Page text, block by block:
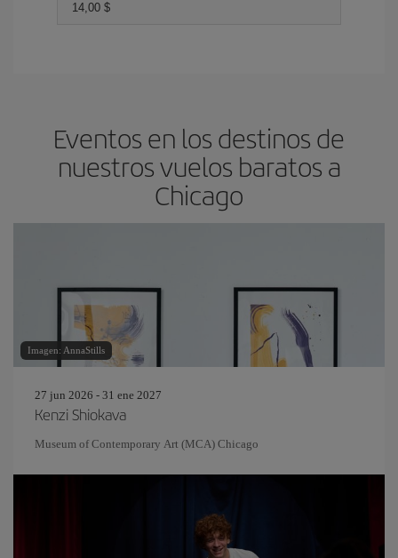
14,00 $
Eventos en los destinos de
nuestros vuelos baratos a
Chicago
Imagen: AnnaStills
27 jun 2026 - 31 ene 2027
Kenzi Shiokava
Museum of Contemporary Art (MCA) Chicago